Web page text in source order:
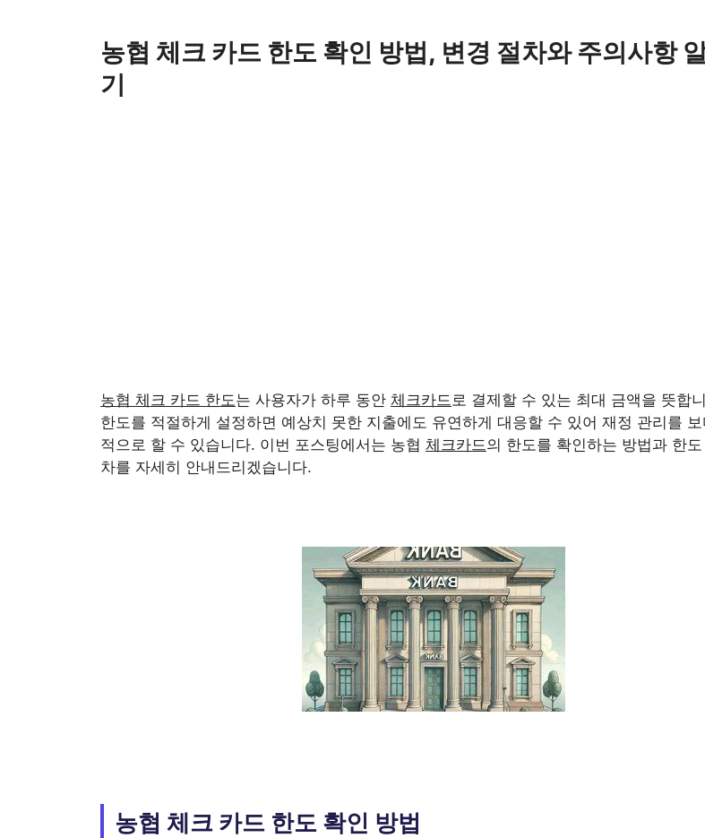
농협 체크 카드 한도 확인 방법, 변경 절차와 주의사항
기
농협 체크 카드 한도는 사용자가 하루 동안 체크카드로 결제할 수 있는 최대 금액을 뜻합
한도를 적절하게 설정하면 예상치 못한 지출에도 유연하게 대응할 수 있어 재정 관리를
적으로 할 수 있습니다. 이번 포스팅에서는 농협 체크카드의 한도를 확인하는 방법과 한도
차를 자세히 안내드리겠습니다.
농협 체크 카드 한도 확인 방법